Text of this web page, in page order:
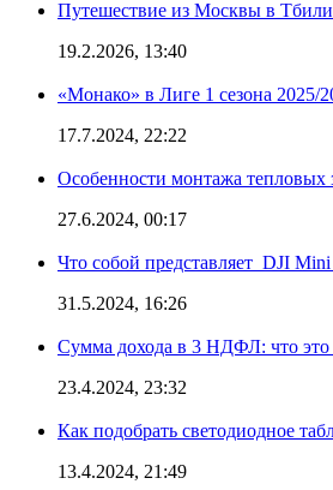
Путешествие из Москвы в
19.2.2026, 13:40
«Монако» в Лиге 1 сезона 2025/
17.7.2024, 22:22
Особенности монтажа тепловых
27.6.2024, 00:17
Что собой представляет DJI
31.5.2024, 16:26
Сумма дохода в 3 НДФЛ: что это
23.4.2024, 23:32
Как подобрать светодиодное
13.4.2024, 21:49